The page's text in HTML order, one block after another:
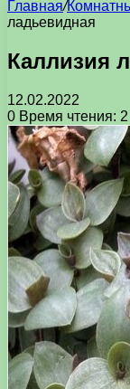
Главная/
ладьевидная
Каллизия
12.02.2022
0 Время чтения: